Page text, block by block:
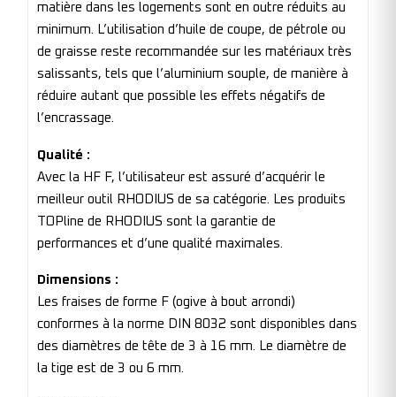
matière dans les logements sont en outre réduits au
minimum. L’utilisation d’huile de coupe, de pétrole ou
de graisse reste recommandée sur les matériaux très
salissants, tels que l’aluminium souple, de manière à
réduire autant que possible les effets négatifs de
l’encrassage.
Qualité :
Avec la HF F, l’utilisateur est assuré d’acquérir le
meilleur outil RHODIUS de sa catégorie. Les produits
TOPline de RHODIUS sont la garantie de
performances et d’une qualité maximales.
Dimensions :
Les fraises de forme F (ogive à bout arrondi)
conformes à la norme DIN 8032 sont disponibles dans
des diamètres de tête de 3 à 16 mm. Le diamètre de
la tige est de 3 ou 6 mm.